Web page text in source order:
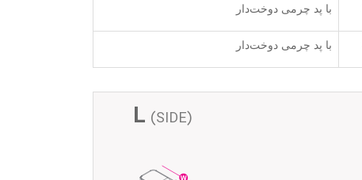
با پد چرمی دوخت‌دار
با پد چرمی دوخت‌دار
L (SIDE)